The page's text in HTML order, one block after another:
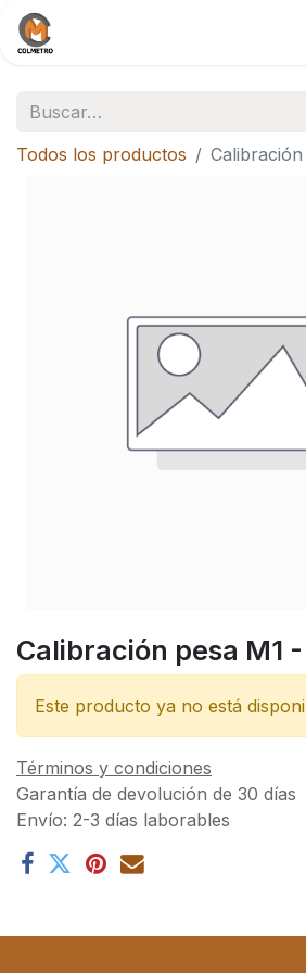
Todos los productos
Calibración pesa M1
Este producto ya no está
Términos y condiciones
Garantía de devolución de 30 días
Envío: 2-3 días laborables